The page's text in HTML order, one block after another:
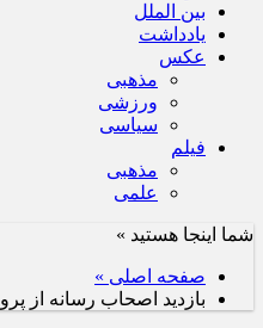
بین الملل
یادداشت
عکس
مذهبی
ورزشی
سیاسی
فیلم
مذهبی
علمی
شما اینجا هستید »
صفحه اصلی »
بازدید اصحاب رسانه از